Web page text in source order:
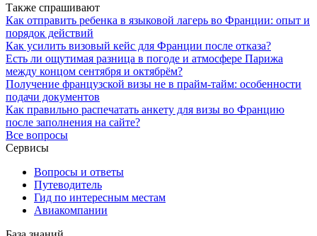
Также спрашивают
Как отправить ребенка в языковой лагерь во Франции: опыт и
порядок действий
Как усилить визовый кейс для Франции после отказа?
Есть ли ощутимая разница в погоде и атмосфере Парижа
между концом сентября и октябрём?
Получение французской визы не в прайм-тайм: особенности
подачи документов
Как правильно распечатать анкету для визы во Францию
после заполнения на сайте?
Все вопросы
Сервисы
Вопросы и ответы
Путеводитель
Гид по интересным местам
Авиакомпании